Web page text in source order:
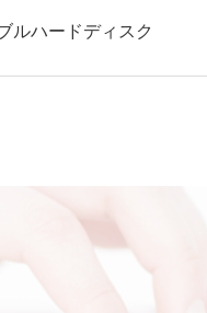
ルハードディスク